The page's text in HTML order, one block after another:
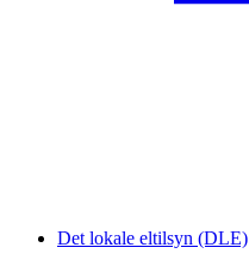
Det lokale eltilsyn (DLE)